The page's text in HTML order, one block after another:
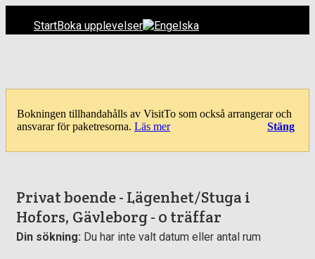
StartBoka upplevelser
Bokningen tillhandahålls av VisitTo som också arrangerar och
ansvarar för paketresorna. Läs mer Stäng
Privat boende - Lägenhet/Stuga i
Hofors, Gävleborg- 0 träffar
Din sökning: Du har inte valt datum eller antal rum